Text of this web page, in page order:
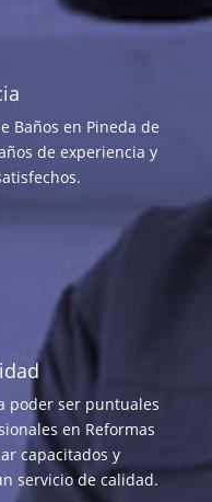
Baños en Pineda de
de experiencia y
poder ser puntuales
en Reformas
capacitados y
servicio de calidad.